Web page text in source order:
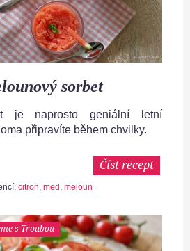
sorbet
je naprosto geniální letní
připravíte během chvilky.
Číst recept
citron, med , meloun
s Troubou